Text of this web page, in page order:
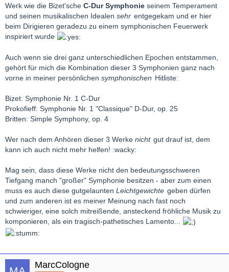
Werk wie die Bizet'sche C-Dur Symphonie seinem Temperament
und seinen musikalischen Idealen sehr entgegekam und er hier
beim Dirigieren geradezu zu einem symphonischen Feuerwerk
inspiriert wurde
Auch wenn sie drei ganz unterschiedlichen Epochen entstammen,
gehört für mich die Kombination dieser 3 Symphonien ganz nach
vorne in meiner persönlichen symphonischen Hitliste:
Bizet: Symphonie Nr. 1 C-Dur
Prokofieff: Symphonie Nr. 1 "Classique" D-Dur, op. 25
Britten: Simple Symphony, op. 4
Wer nach dem Anhören dieser 3 Werke nicht gut drauf ist, dem
kann ich auch nicht mehr helfen! :wacky:
Mag sein, dass diese Werke nicht den bedeutungsschweren
Tiefgang manch "großer" Symphonie besitzen - aber zum einen
muss es auch diese gutgelaunten Leichtgewichte geben dürfen
und zum anderen ist es meiner Meinung nach fast noch
schwieriger, eine solch mitreißende, ansteckend fröhliche Musik zu
komponieren, als ein tragisch-pathetisches Lamento...
MarcCologne